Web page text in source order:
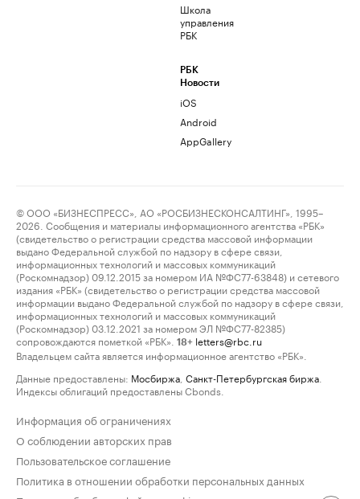
Школа
управления
РБК
РБК
Новости
iOS
Android
AppGallery
© ООО «БИЗНЕСПРЕСС», АО «РОСБИЗНЕСКОНСАЛТИНГ», 1995–
2026. Сообщения и материалы информационного агентства «РБК»
(свидетельство о регистрации средства массовой информации
выдано Федеральной службой по надзору в сфере связи,
информационных технологий и массовых коммуникаций
(Роскомнадзор) 09.12.2015 за номером ИА №ФС77-63848) и сетевого
издания «РБК» (свидетельство о регистрации средства массовой
информации выдано Федеральной службой по надзору в сфере связи,
информационных технологий и массовых коммуникаций
(Роскомнадзор) 03.12.2021 за номером ЭЛ №ФС77-82385)
сопровождаются пометкой «РБК».
18+ letters@rbc.ru
Владельцем сайта является информационное агентство «РБК».
Данные предоставлены: Мосбиржа Санкт-Петербургская биржа
Индексы облигаций предоставлены Cbonds.
Информация об ограничениях
О соблюдении авторских прав
Пользовательское соглашение
Политика в отношении обработки персональных данных